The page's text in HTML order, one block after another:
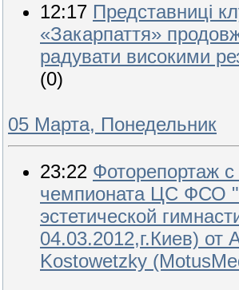
12:17 Представниці
«Закарпаття»
радувати високими
(0)
05 Марта, Понедельник
23:22 Фоторепортаж
чемпионата ЦС ФСО
эстетической
04.03.2012,г.Киев) от
Kostowetzky